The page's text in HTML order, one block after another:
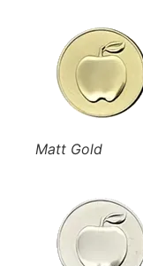
Matt Gold